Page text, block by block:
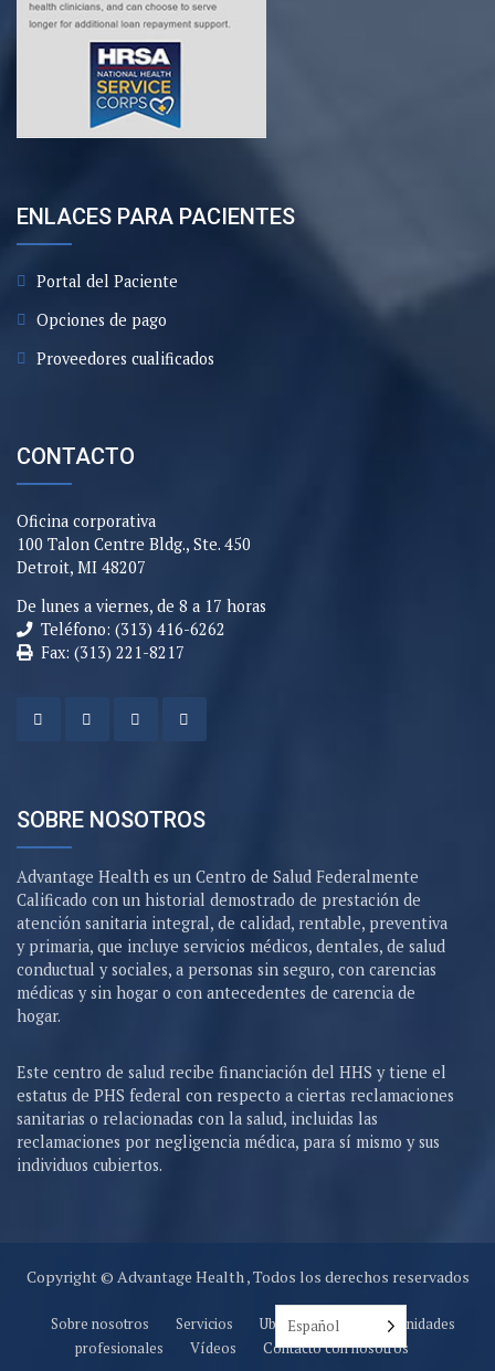
ENLACES PARA PACIENTES
Portal del Paciente
Opciones de pago
Proveedores cualificados
CONTACTO
Oficina corporativa
100 Talon Centre Bldg., Ste. 450
Detroit, MI 48207
De lunes a viernes, de 8 a 17 horas
Teléfono: (313) 416-6262
Fax: (313) 221-8217
SOBRE NOSOTROS
Advantage Health es un Centro de Salud Federalmente
Calificado con un historial demostrado de prestación de
atención sanitaria integral, de calidad, rentable, preventiva
y primaria, que incluye servicios médicos, dentales, de salud
conductual y sociales, a personas sin seguro, con carencias
médicas y sin hogar o con antecedentes de carencia de
hogar.
Este centro de salud recibe financiación del HHS y tiene el
estatus de PHS federal con respecto a ciertas reclamaciones
sanitarias o relacionadas con la salud, incluidas las
reclamaciones por negligencia médica, para sí mismo y sus
individuos cubiertos.
Copyright © Advantage Health , Todos los derechos reservados
Sobre nosotros Servicios Ubicaciones
Oportunidades
profesionales
Vídeos Contacto con nosotros
Español